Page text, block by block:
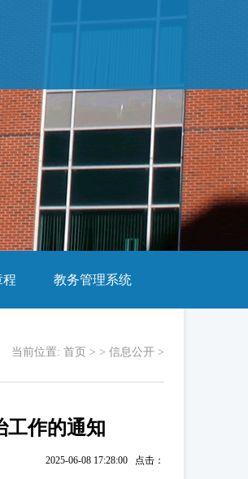
程 教务管理系统
当前位置: 首页 > > 信息公开>
工作的通知
2025-06-08 17:28:00 点击：